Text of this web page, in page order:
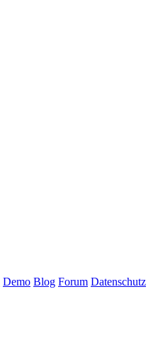
Demo Blog Forum Datenschutz